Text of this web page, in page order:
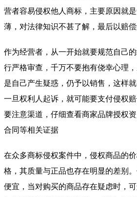
营者容易侵权他人商标，主要原因就
薄，对法律知识不甚了解，最后以赔偿
作为经营者，从一开始就要规范自己
行严格审查，千万不要抱有侥幸心理
是自己产生疑惑，仍予以销售，这样
一旦权利人起诉，就可能要支付侵权
要注意渠道，仔细查看商家品牌授权
合同等相关证据
在众多商标侵权案件中，侵权商品的
格，其质量与正品也存在明显的差别
便宜，当对购买的商品存在疑虑时，